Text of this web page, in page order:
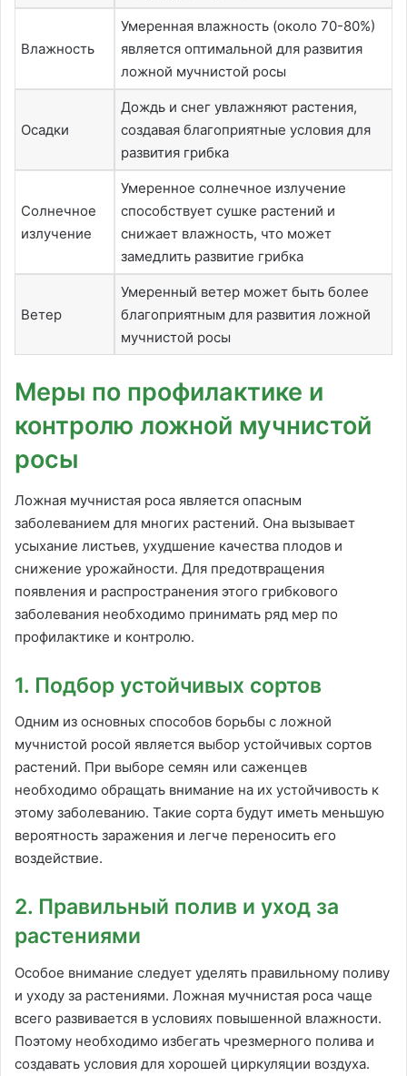
Влажность
Умеренная влажность (около 70-80%)
является оптимальной для развития
ложной мучнистой росы
Осадки
Дождь и снег увлажняют растения,
создавая благоприятные условия для
развития грибка
Солнечное
излучение
Умеренное солнечное излучение
способствует сушке растений и
снижает влажность, что может
замедлить развитие грибка
Ветер
Умеренный ветер может быть более
благоприятным для развития ложной
мучнистой росы
Меры по профилактике и
контролю ложной мучнистой
росы
Ложная мучнистая роса является опасным
заболеванием для многих растений. Она вызывает
усыхание листьев, ухудшение качества плодов и
снижение урожайности. Для предотвращения
появления и распространения этого грибкового
заболевания необходимо принимать ряд мер по
профилактике и контролю.
1. Подбор устойчивых сортов
Одним из основных способов борьбы с ложной
мучнистой росой является выбор устойчивых сортов
растений. При выборе семян или саженцев
необходимо обращать внимание на их устойчивость к
этому заболеванию. Такие сорта будут иметь меньшую
вероятность заражения и легче переносить его
воздействие.
2. Правильный полив и уход за
растениями
Особое внимание следует уделять правильному поливу
и уходу за растениями. Ложная мучнистая роса чаще
всего развивается в условиях повышенной влажности.
Поэтому необходимо избегать чрезмерного полива и
создавать условия для хорошей циркуляции воздуха.